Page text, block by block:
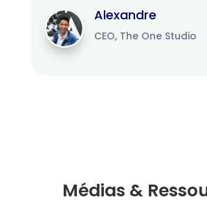
Alexandre
CEO, The One Studio
Médias &